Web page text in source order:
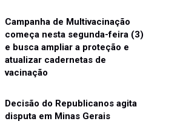
Campanha de Multivacinação
começa nesta segunda-feira (3)
e busca ampliar a proteção e
atualizar cadernetas de
vacinação
Decisão do Republicanos agita
disputa em Minas Gerais